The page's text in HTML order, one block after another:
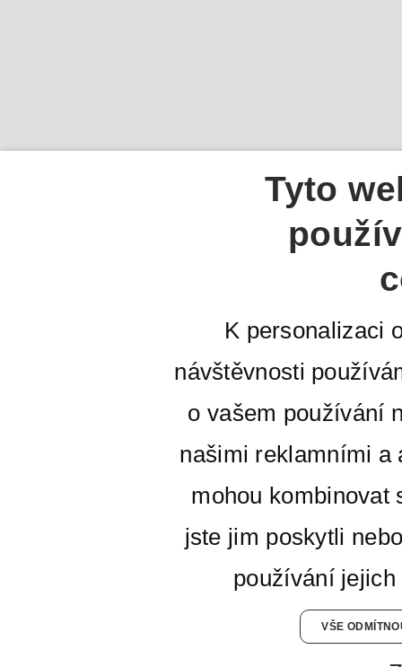
Tyto
K personalizaci
návštěvnosti
o vašem používání
našimi reklamními a
mohou kombinovat
jste jim poskytli
používání
VŠE